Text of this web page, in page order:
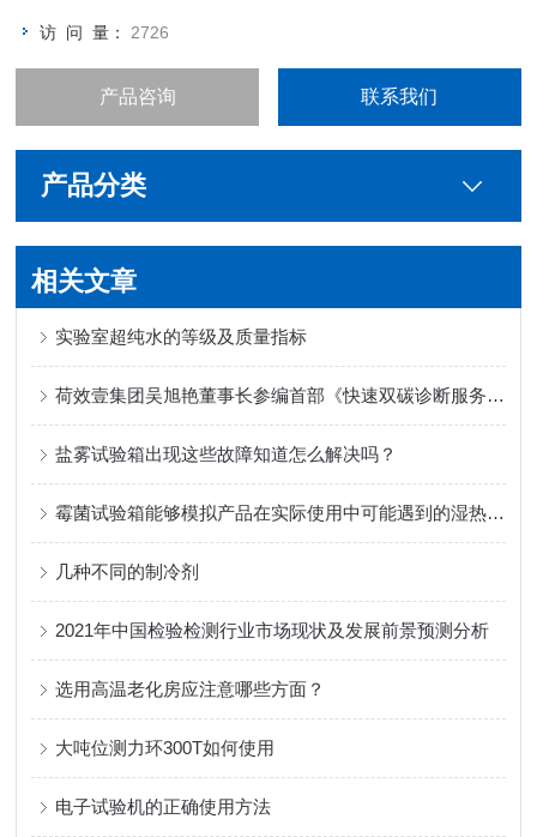
访 问 量： 2726
产品咨询 联系我们
产品分类
相关文章
实验室超纯水的等级及质量指标
荷效壹集团吴旭艳董事长参编首部《快速双碳诊断服务指南》
盐雾试验箱出现这些故障知道怎么解决吗？
霉菌试验箱能够模拟产品在实际使用中可能遇到的湿热环境
几种不同的制冷剂
2021年中国检验检测行业市场现状及发展前景预测分析
选用高温老化房应注意哪些方面？
大吨位测力环300T如何使用
电子试验机的正确使用方法